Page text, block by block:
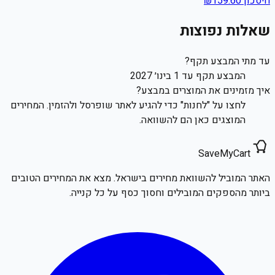
שאלות נפוצות
עד מתי המבצע תקף?
המבצע תקף עד 1 בינו׳ 2027
איך מזמינים את המוצרים במבצע?
לחצו על "לחנות" כדי להגיע לאתר שופרסל ולהזמין. המחירים
המוצגים כאן הם להשוואה.
SaveMyCart
האתר המוביל להשוואת מחירים בישראל. מצא את המחירים הטובים
ביותר מהספקים המובילים וחסוך כסף על כל קנייה.